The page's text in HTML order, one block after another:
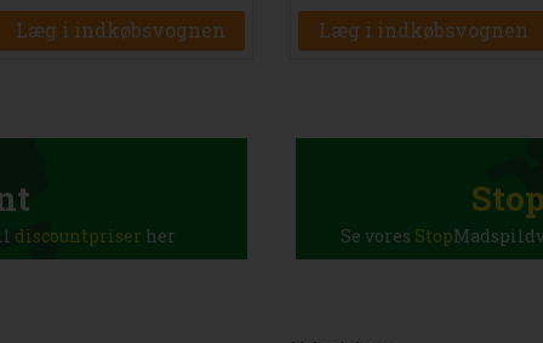
Læg i indkøbsvognen Læg i indkøbsvognen
discountpriser her Se vores Stop